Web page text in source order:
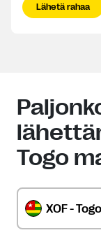
Lähetä rahaa
Togo
XOF - Togo